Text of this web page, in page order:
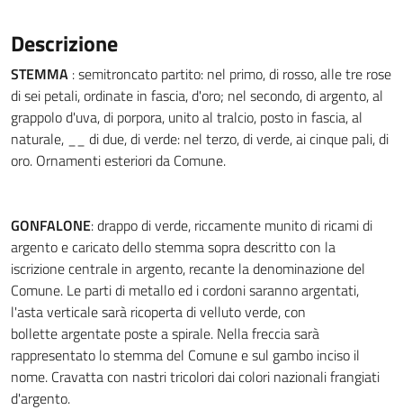
Descrizione
STEMMA : semitroncato partito: nel primo, di rosso, alle tre rose
di sei petali, ordinate in fascia, d'oro; nel secondo, di argento, al
grappolo d'uva, di porpora, unito al tralcio, posto in fascia, al
naturale, __ di due, di verde: nel terzo, di verde, ai cinque pali, di
oro. Ornamenti esteriori da Comune.
GONFALONE: drappo di verde, riccamente munito di ricami di
argento e caricato dello stemma sopra descritto con la
iscrizione centrale in argento, recante la denominazione del
Comune. Le parti di metallo ed i cordoni saranno argentati,
l'asta verticale sarà ricoperta di velluto verde, con
bollette argentate poste a spirale. Nella freccia sarà
rappresentato lo stemma del Comune e sul gambo inciso il
nome. Cravatta con nastri tricolori dai colori nazionali frangiati
d'argento.